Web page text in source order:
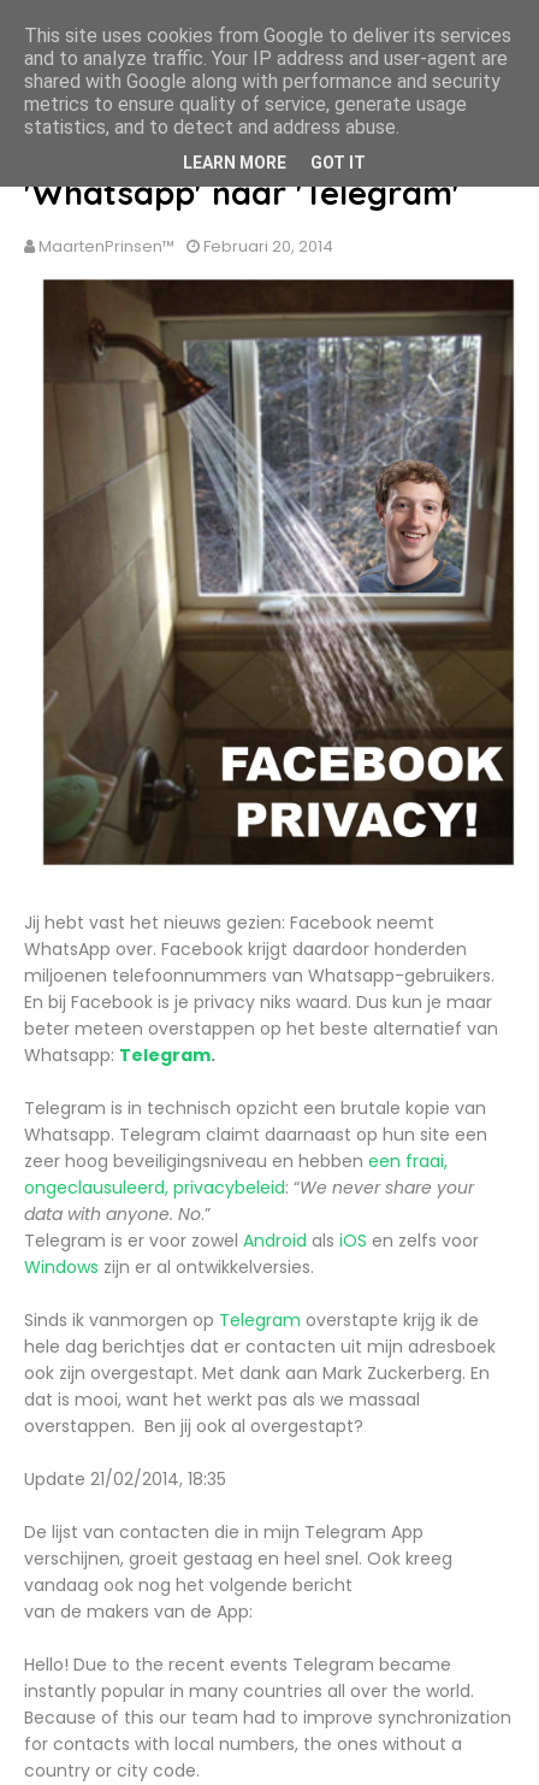
MaartenPrinsen.nl
HOME OVER MIJ BLOG ARCHIEF CONTACT
Massale overstap van
'Whatsapp' naar 'Telegram'
MaartenPrinsen™ Februari 20, 2014
Jij hebt vast het nieuws gezien: Facebook neemt
WhatsApp over. Facebook krijgt daardoor honderden
miljoenen telefoonnummers van Whatsapp-gebruikers.
En bij Facebook is je privacy niks waard. Dus kun je maar
beter meteen overstappen op het beste alternatief van
Whatsapp: Telegram.
Telegram is in technisch opzicht een brutale kopie van
Whatsapp. Telegram claimt daarnaast op hun site een
zeer hoog beveiligingsniveau en hebben een fraai,
ongeclausuleerd, privacybeleid: “We never share your
data with anyone. No.”
Telegram is er voor zowel Android als iOS en zelfs voor
Windows zijn er al ontwikkelversies.
Sinds ik vanmorgen op Telegram overstapte krijg ik de
hele dag berichtjes dat er contacten uit mijn adresboek
ook zijn overgestapt. Met dank aan Mark Zuckerberg. En
dat is mooi, want het werkt pas als we massaal
overstappen. Ben jij ook al overgestapt?
Update 21/02/2014, 18:35
De lijst van contacten die in mijn Telegram App
verschijnen, groeit gestaag en heel snel. Ook kreeg
vandaag ook nog het volgende bericht
van de makers van de App:
Hello! Due to the recent events Telegram became
instantly popular in many countries all over the world.
Because of this our team had to improve synchronization
for contacts with local numbers, the ones without a
country or city code.
This site uses cookies from Google to deliver its services
and to analyze traffic. Your IP address and user-agent are
shared with Google along with performance and security
metrics to ensure quality of service, generate usage
statistics, and to detect and address abuse.
LEARN MORE GOT IT